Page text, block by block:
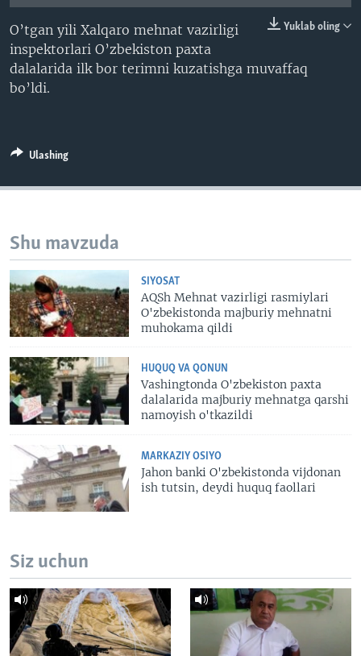
SOUNDCLOUD
VOA Yuklab oling
O’tgan yili Xalqaro mehnat vazirligi
inspektorlari O’zbekiston paxta
dalalarida ilk bor terimni kuzatishga muvaffaq
bo’ldi.
Ulashing
Shu mavzuda
SIYOSAT
AQSh Mehnat vazirligi rasmiylari
O'zbekistonda majburiy mehnatni
muhokama qildi
HUQUQ VA QONUN
Vashingtonda O'zbekiston paxta
dalalarida majburiy mehnatga qarshi
namoyish o'tkazildi
MARKAZIY OSIYO
Jahon banki O'zbekistonda vijdonan
ish tutsin, deydi huquq faollari
Siz uchun